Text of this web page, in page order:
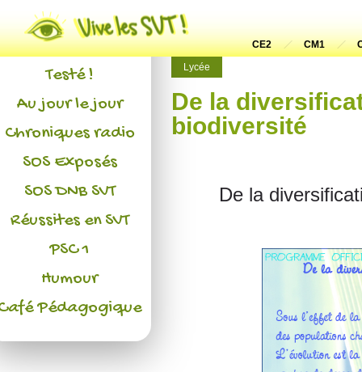
CE2 CM1
Lycée
De la
biodiversité
De la
Actualités
L'association
Testé !
Au jour le jour
Chroniques radio
SOS Exposés
SOS DNB SVT
Réussites en SVT
PSC 1
Humour
Pédagogique